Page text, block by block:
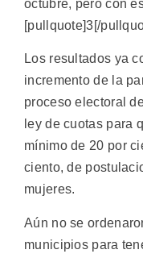
octubre, pero con
[pullquote]3[/
Los resultados ya
incremento de la
proceso electoral
ley de cuotas para
mínimo de 20 por
ciento, de
mujeres.
Aún no se
municipios para